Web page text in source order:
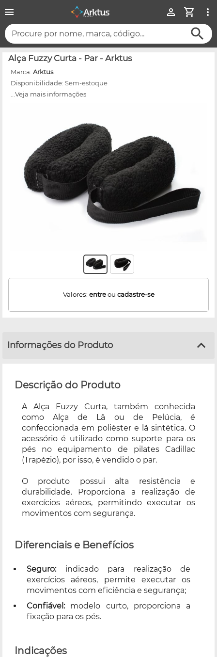
Procure por nome, marca, código...
Alça Fuzzy Curta - Par - Arktus
Marca: Arktus
Disponibilidade: Sem-estoque
...Veja mais informações
Valores: entreou cadastre-se
Informações do Produto
Descrição do Produto
A Alça Fuzzy Curta, também conhecida
como Alça de Lã ou de Pelúcia, é
confeccionada em poliéster e lã sintética. O
acessório é utilizado como suporte para os
pés no equipamento de pilates Cadillac
(Trapézio), por isso, é vendido o par.
O produto possui alta resistência e
durabilidade. Proporciona a realização de
exercícios aéreos, permitindo executar os
movimentos com segurança.
Diferenciais e Benefícios
Seguro: indicado para realização de
exercícios aéreos, permite executar os
movimentos com eficiência e segurança;
Confiável:modelo curto, proporciona a
fixação para os pés.
Indicações